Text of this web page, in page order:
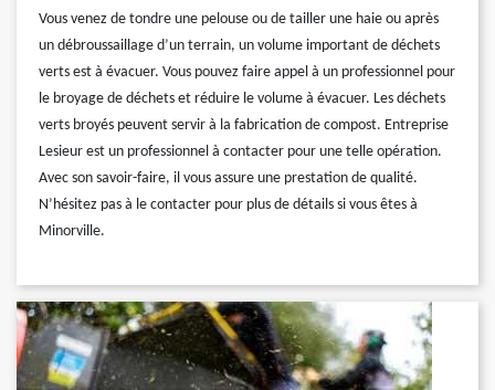
Vous venez de tondre une pelouse ou de tailler une haie ou après
un débroussaillage d’un terrain, un volume important de déchets
verts est à évacuer. Vous pouvez faire appel à un professionnel pour
le broyage de déchets et réduire le volume à évacuer. Les déchets
verts broyés peuvent servir à la fabrication de compost. Entreprise
Lesieur est un professionnel à contacter pour une telle opération.
Avec son savoir-faire, il vous assure une prestation de qualité.
N’hésitez pas à le contacter pour plus de détails si vous êtes à
Minorville.